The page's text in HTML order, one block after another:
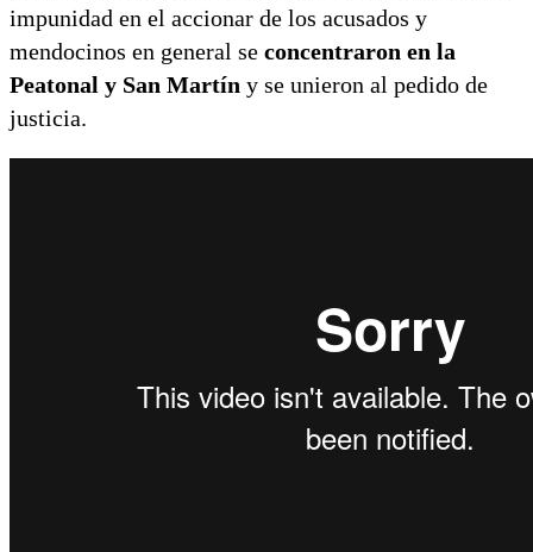
impunidad en el accionar de los acusados y
mendocinos en general se concentraron en la
Peatonal y San Martín y se unieron al pedido de
justicia.